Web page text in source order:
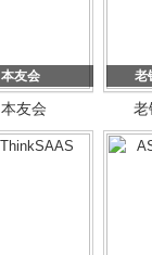
本友会
本友会
老
老